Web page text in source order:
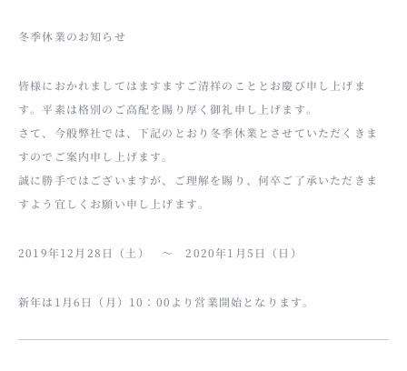
冬季休業のお知らせ
皆様におかれましてはますますご清祥のこととお慶び申し上げま
す。平素は格別のご高配を賜り厚く御礼申し上げます。
さて、今般弊社では、下記のとおり冬季休業とさせていただくきま
すのでご案内申し上げます。
誠に勝手ではございますが、ご理解を賜り、何卒ご了承いただきま
すよう宜しくお願い申し上げます。
2019年12月28日（土） ～ 2020年1月5日（日）
新年は1月6日（月）10：00より営業開始となります。